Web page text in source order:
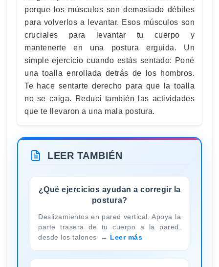
porque los músculos son demasiado débiles
para volverlos a levantar. Esos músculos son
cruciales para levantar tu cuerpo y
mantenerte en una postura erguida. Un
simple ejercicio cuando estás sentado: Poné
una toalla enrollada detrás de los hombros.
Te hace sentarte derecho para que la toalla
no se caiga. Reducí también las actividades
que te llevaron a una mala postura.
LEER TAMBIÉN
¿Qué ejercicios ayudan a corregir la
postura?
Deslizamientos en pared vertical. Apoya la
parte trasera de tu cuerpo a la pared,
desde los talones
Leer más